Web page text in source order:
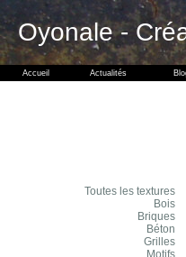
Oyonale -
Accueil Actualités
Toutes les textures
Bois
Briques
Béton
Grilles
Motifs